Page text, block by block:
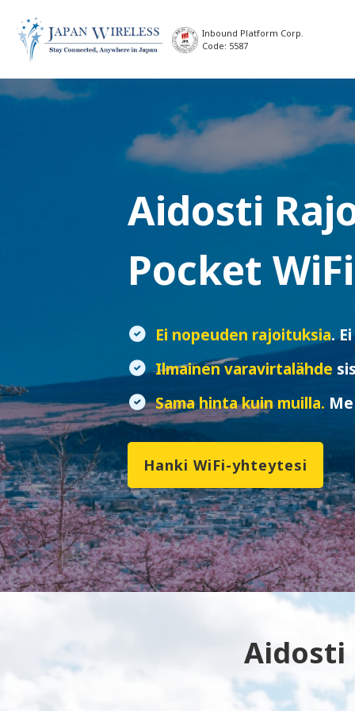
Inbound Platform Corp.
Code: 5587
Aidosti
Pocket WiFi
Ei nopeuden rajoituksia.
Ilmainen varavirtalähde
Sama hinta kuin muilla.
Hanki WiFi-yhteytesi
Aidosti